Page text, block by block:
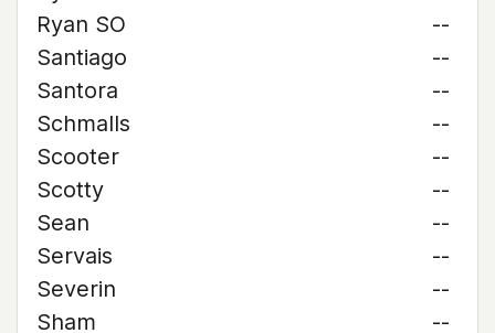
Ryan SO
--
Santiago
--
Santora
--
Schmalls
--
Scooter
--
Scotty
--
Sean
--
Servais
--
Severin
--
Sham
--